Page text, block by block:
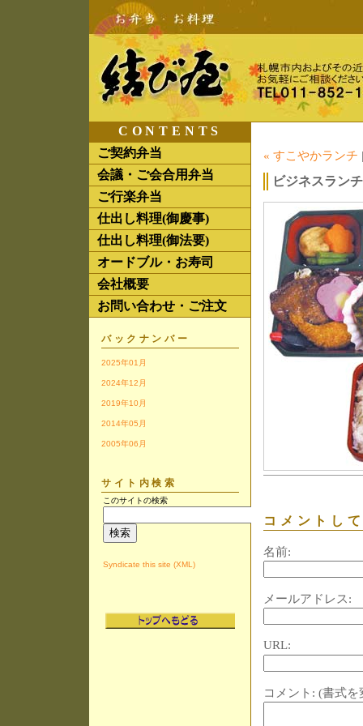
CONTENTS
ご契約弁当
会議・ご会合用弁当
ご行楽弁当
仕出し料理(御慶事)
仕出し料理(御法要)
オードブル・お寿司
会社概要
お問い合わせ・ご注文
バックナンバー
2025年01月
2024年12月
2019年10月
2014年05月
2005年06月
サイト内検索
このサイトの検索
Syndicate this site (XML)
« すこやかランチ
ビジネスランチ
コメントし
名前:
メールアドレス:
URL:
コメント: (書式を